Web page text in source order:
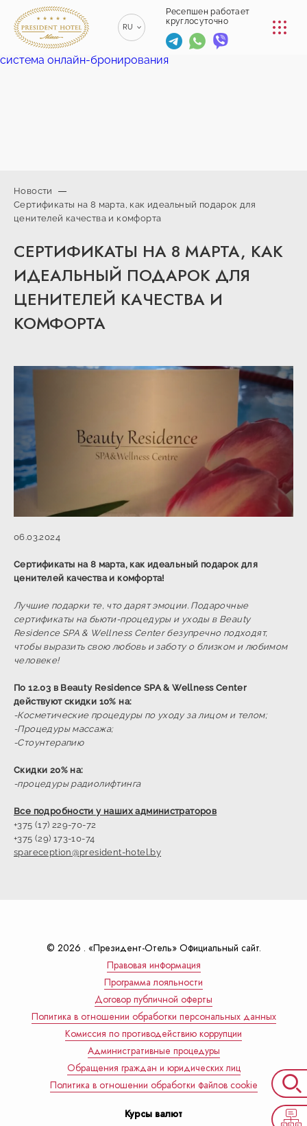
Ресепшен работает
круглосуточно
RU
ENGLISH
EN
КОНФЕРЕНЦ-ЗАЛЫ
РЕСТОРАНЫ
info@president-
Спа-центр
+375 (29) 173-
10-74
+375 (17)
229-70-
+375
77-01
система онлайн-бронирования
Новости
Сертификаты на 8 марта, как идеальный подарок для
ценителей качества и комфорта
СЕРТИФИКАТЫ НА 8 МАРТА, КАК
ИДЕАЛЬНЫЙ ПОДАРОК ДЛЯ
ЦЕНИТЕЛЕЙ КАЧЕСТВА И
КОМФОРТА
06.03.2024
Сертификаты на 8 марта, как идеальный подарок для
ценителей качества и комфорта!
Лучшие подарки те, что дарят эмоции. Подарочные
сертификаты на бьюти-процедуры и уходы в Beauty
Residence SPA & Wellness Center безупречно подходят,
чтобы выразить свою любовь и заботу о близком и любимом
человеке!
По 12.03 в Beauty Residence SPA & Wellness Center
действуют скидки 10% на:
-Косметические процедуры по уходу за лицом и телом;
-Процедуры массажа;
-Стоунтерапию
Скидки 20% на:
-процедуры радиолифтинга
Все подробности у наших администраторов
+375 (17) 229-70-72
+375 (29) 173-10-74
spareception@president-hotel.by
© 2026 . «Президент-Отель» Официальный сайт.
Правовая информация
Программа лояльности
Договор публичной оферты
Политика в отношении обработки персональных данных
Комиссия по противодействию коррупции
Административные процедуры
Обращения граждан и юридических лиц
Политика в отношении обработки файлов cookie
Курсы валют